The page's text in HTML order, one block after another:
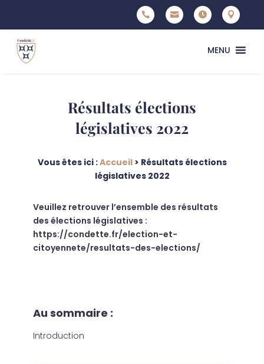




MENU
Résultats élections
législatives 2022
Vous êtes ici :Accueil> Résultats élections
législatives 2022
Veuillez retrouver l’ensemble des résultats
des élections législatives :
https://condette.fr/election-et-
citoyennete/resultats-des-elections/
Au sommaire :
Introduction